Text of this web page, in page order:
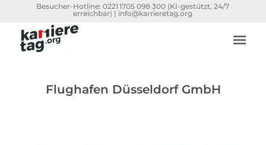
Besucher-Hotline:0221 1705 098 300 (KI-gestützt, 24/7
erreichbar) | info@karrieretag.org
Flughafen Düsseldorf GmbH